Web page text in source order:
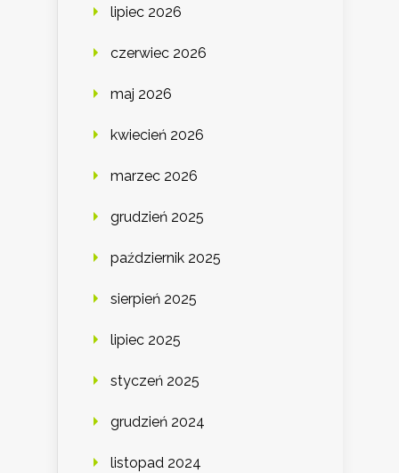
lipiec 2026
czerwiec 2026
maj 2026
kwiecień 2026
marzec 2026
grudzień 2025
październik 2025
sierpień 2025
lipiec 2025
styczeń 2025
grudzień 2024
listopad 2024